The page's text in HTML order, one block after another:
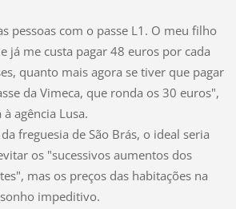
pessoas com o passe L1. O meu filho
já me custa pagar 48 euros por cada
quanto mais agora se tiver que pagar
da Vimeca, que ronda os 30 euros",
agência Lusa.
freguesia de São Brás, o ideal seria
os "sucessivos aumentos dos
mas os preços das habitações na
impeditivo.